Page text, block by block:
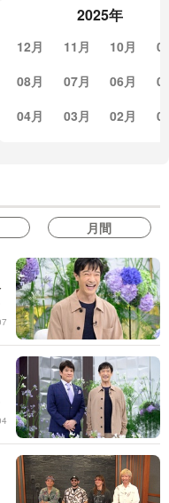
2025年
12月 11月 10月
08月
07月 06月
04月
03月 02月
月間